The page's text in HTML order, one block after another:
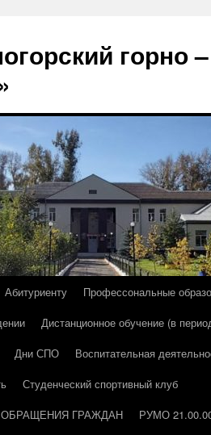
горно –
Абитуриенту Профессональные
Дистанционное обучение (в
Дни СПО Воспитательная
Студенческий спортивный клуб
ОБРАЩЕНИЯ ГРАЖДАН
РУМО